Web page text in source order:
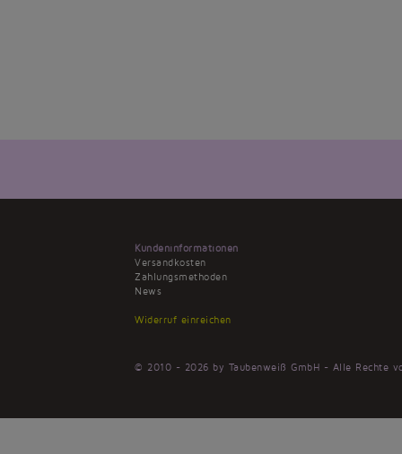
Kundeninformationen
Versandkosten
Zahlungsmethoden
News
Widerruf einreichen
© 2010 - 2026 by Taubenweiß GmbH - Alle Rechte